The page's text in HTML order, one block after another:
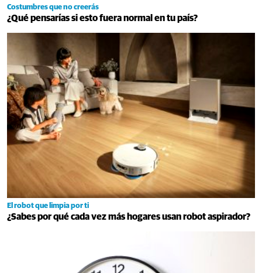
Costumbres que no creerás
¿Qué pensarías si esto fuera normal en tu país?
El robot que limpia por ti
¿Sabes por qué cada vez más hogares usan robot aspirador?